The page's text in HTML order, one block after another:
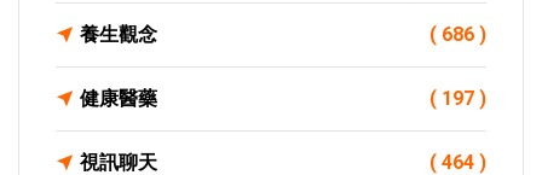
養生觀念 ( 686 )
健康醫藥 ( 197 )
視訊聊天 ( 464 )